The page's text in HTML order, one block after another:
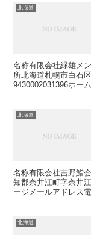
北海道
名称有限会社緑雄メ
所北海道札幌市白石
9430002031396ホー
北海道
名称有限会社吉野鮨
知郡奈井江町字奈井
ージメールアドレス
北海道